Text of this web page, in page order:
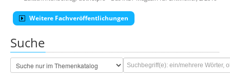
Weitere Fachveröffentlichungen
Suche